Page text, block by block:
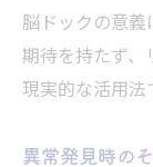
脳ドックの意
期待を持たず
現実的な活用法
異常発見時の